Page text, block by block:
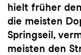
hielt früher
die meisten
Springseil,
meisten den